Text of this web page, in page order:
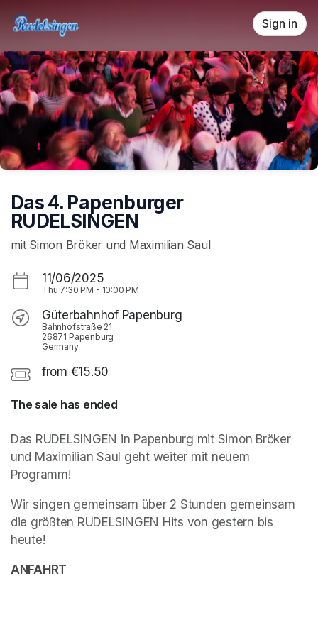
Skip header
Sign in
Das 4. Papenburger
RUDELSINGEN
mit Simon Bröker und Maximilian Saul
11/06/2025
Thu 7:30 PM - 10:00 PM
Güterbahnhof Papenburg
Bahnhofstraße 21
26871 Papenburg
Germany
from €15.50
The sale has ended
Das RUDELSINGEN in Papenburg mit Simon Bröker
und Maximilian Saul geht weiter mit neuem
Programm!
Wir singen gemeinsam über 2 Stunden gemeinsam
die größten RUDELSINGEN Hits von gestern bis
heute!
ANFAHRT